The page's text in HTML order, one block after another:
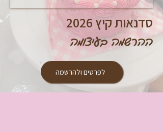
סדנאות קיץ 2026
ההרשמה בעיצומה
לפרטים ולהרשמה